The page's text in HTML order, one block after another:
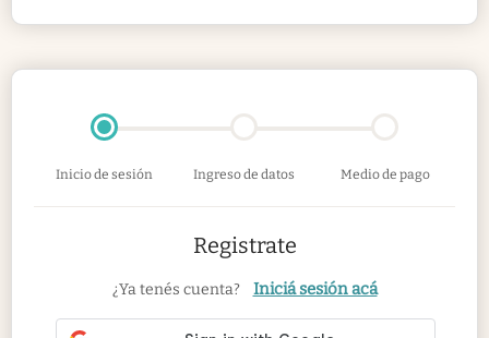
Inicio de sesión Ingreso de datos Medio de pago
Registrate
¿Ya tenés cuenta? Iniciá sesión acá